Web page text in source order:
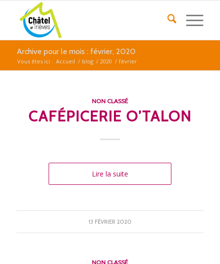
Archive pour le mois : février, 2020
Vous êtes ici : Accueil / blog / 2020 / février
NON CLASSÉ
CAFÉPICERIE O’TALON
Lire la suite
13 FÉVRIER 2020
NON CLASSÉ